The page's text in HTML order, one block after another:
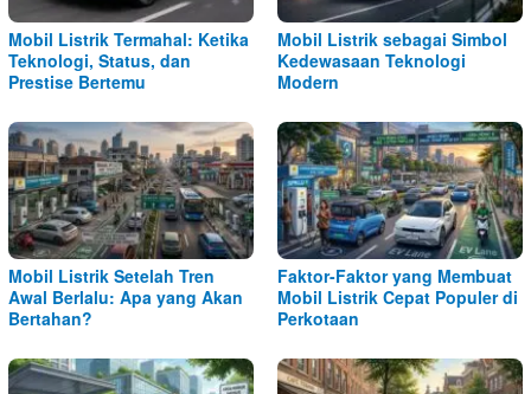
Mobil Listrik Termahal: Ketika
Teknologi, Status, dan
Prestise Bertemu
Mobil Listrik sebagai Simbol
Kedewasaan Teknologi
Modern
Mobil Listrik Setelah Tren
Awal Berlalu: Apa yang Akan
Bertahan?
Faktor-Faktor yang Membuat
Mobil Listrik Cepat Populer di
Perkotaan